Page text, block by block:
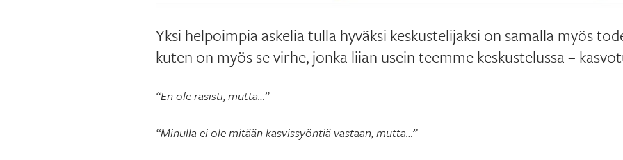
Yksi helpoimpia askelia tulla hyväksi keskustelijaksi on samalla myös
kuten on myös se virhe, jonka liian usein teemme keskustelussa –
“En ole rasisti, mutta…”
“Minulla ei ole mitään kasvissyöntiä vastaan, mutta…”